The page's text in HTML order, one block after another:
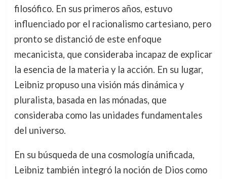
filosófico. En sus primeros años, estuvo
influenciado por el racionalismo cartesiano, pero
pronto se distanció de este enfoque
mecanicista, que consideraba incapaz de explicar
la esencia de la materia y la acción. En su lugar,
Leibniz propuso una visión más dinámica y
pluralista, basada en las mónadas, que
consideraba como las unidades fundamentales
del universo.
En su búsqueda de una cosmología unificada,
Leibniz también integró la noción de Dios como